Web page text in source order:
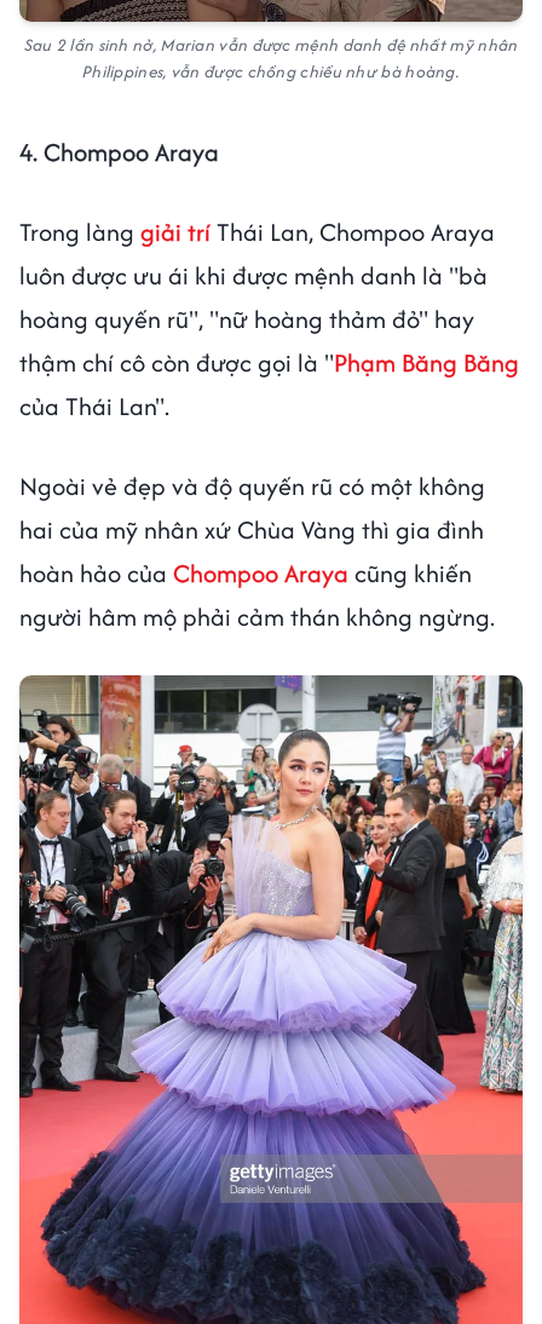
Sau 2 lần sinh nở, Marian vẫn được mệnh danh đệ nhất mỹ nhân
Philippines, vẫn được chồng chiều như bà hoàng.
4. Chompoo Araya
Trong làng giải tríThái Lan, Chompoo Araya
luôn được ưu ái khi được mệnh danh là "bà
hoàng quyến rũ", "nữ hoàng thảm đỏ" hay
thậm chí cô còn được gọi là "Phạm Băng Băng
của Thái Lan".
Ngoài vẻ đẹp và độ quyến rũ có một không
hai của mỹ nhân xứ Chùa Vàng thì gia đình
hoàn hảo của Chompoo Araya cũng khiến
người hâm mộ phải cảm thán không ngừng.